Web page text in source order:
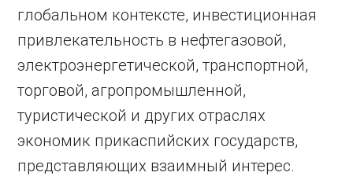
глобальном контексте, инвестиционная
привлекательность в нефтегазовой,
электроэнергетической, транспортной,
торговой, агропромышленной,
туристической и других отраслях
экономик прикаспийских государств,
представляющих взаимный интерес.